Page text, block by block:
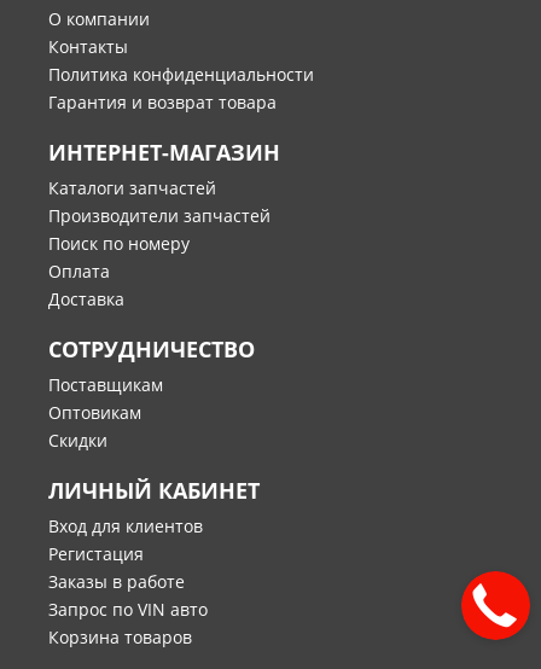
О компании
Контакты
Политика конфиденциальности
Гарантия и возврат товара
ИНТЕРНЕТ-МАГАЗИН
Каталоги запчастей
Производители запчастей
Поиск по номеру
Оплата
Доставка
СОТРУДНИЧЕСТВО
Поставщикам
Оптовикам
Скидки
ЛИЧНЫЙ КАБИНЕТ
Вход для клиентов
Регистация
Заказы в работе
Запрос по VIN авто
Корзина товаров